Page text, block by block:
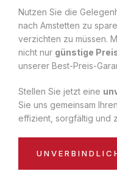
Nutzen Sie die
nach Amstetten zu
verzichten zu müssen.
nicht nur günstige
unserer Best-Preis-
Stellen Sie jetzt eine
Sie uns gemeinsam
effizient, sorgfältig und